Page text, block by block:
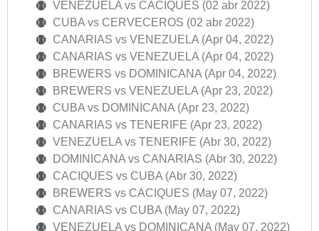
VENEZUELA vs CACIQUES (02 abr 2022)
CUBA vs CERVECEROS (02 abr 2022)
CANARIAS vs VENEZUELA (Apr 04, 2022)
CANARIAS vs VENEZUELA (Apr 04, 2022)
BREWERS vs DOMINICANA (Apr 04, 2022)
BREWERS vs VENEZUELA (Apr 23, 2022)
CUBA vs DOMINICANA (Apr 23, 2022)
CANARIAS vs TENERIFE (Apr 23, 2022)
VENEZUELA vs TENERIFE (Abr 30, 2022)
DOMINICANA vs CANARIAS (Abr 30, 2022)
CACIQUES vs CUBA (Abr 30, 2022)
BREWERS vs CACIQUES (May 07, 2022)
CANARIAS vs CUBA (May 07, 2022)
VENEZUELA vs DOMINICANA (May 07, 2022)